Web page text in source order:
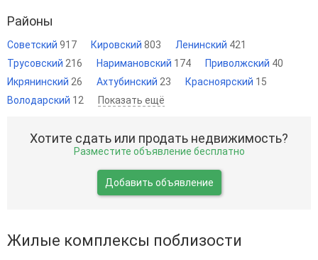
Районы
Советский 917 Кировский 803 Ленинский 421
Трусовский 216 Наримановский 174 Приволжский 40
Икрянинский 26 Ахтубинский 23 Красноярский 15
Володарский 12 Показать ещё
Хотите сдать или продать недвижимость?
Разместите объявление бесплатно
Добавить объявление
Жилые комплексы поблизости